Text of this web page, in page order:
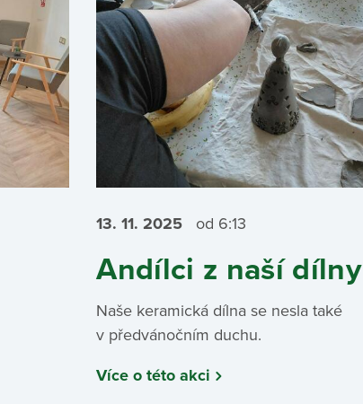
13. 11.2025 od 6:13
Andílci z naší dílny
Naše keramická dílna se nesla také
v předvánočním duchu.
Více o této akci